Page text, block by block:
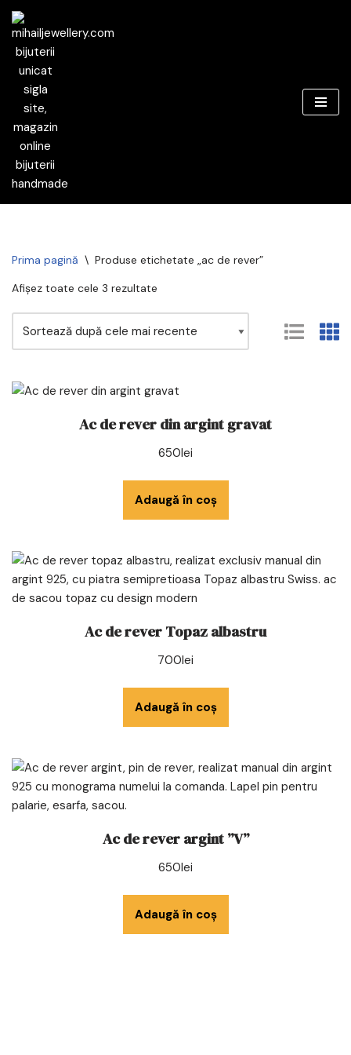
Prima pagină \ Produse etichetate „ac de rever”
Afișez toate cele 3 rezultate
Ac de rever din argint gravat
650lei
Adaugă în coș
Ac de rever Topaz albastru
700lei
Adaugă în coș
Ac de rever argint ”V”
650lei
Adaugă în coș